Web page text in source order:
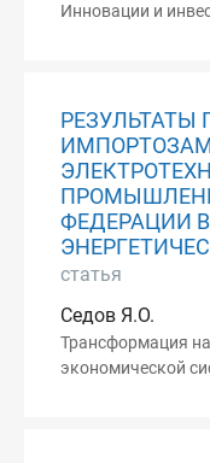
Инновации и
РЕЗУЛЬТАТЫ
ФЕДЕРАЦИИ
статья
Седов Я.О.
Трансформация
экономической